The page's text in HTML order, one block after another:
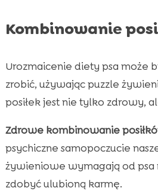
Kombinowanie
Urozmaicenie diety psa może
zrobić, używając puzzle
posiłek jest nie tylko zdrowy,
Zdrowe kombinowanie
psychiczne samopoczucie
żywieniowe wymagają od psa
zdobyć ulubioną karmę.